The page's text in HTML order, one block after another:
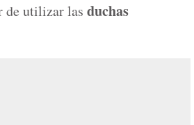
de utilizar las duchas